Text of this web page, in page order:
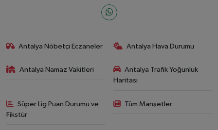
Antalya Nöbetçi Eczaneler Antalya Hava Durumu
Antalya Namaz Vakitleri
Antalya Trafik Yoğunluk
Haritası
Süper Lig Puan Durumu ve
Fikstür
Tüm Manşetler